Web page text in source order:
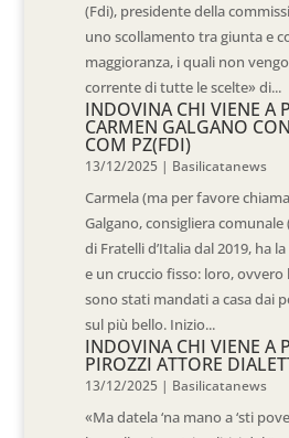
(Fdi), presidente della
uno scollamento tra giunta e
maggioranza, i quali non
corrente di tutte le scelte» di...
INDOVINA CHI VIENE A
CARMEN GALGANO
COM PZ(FDI)
13/12/2025 | Basilicatanews
Carmela (ma per favore
Galgano, consigliera
di Fratelli d’Italia dal 2019, ha
e un cruccio fisso: loro, ovvero
sono stati mandati a casa dai
sul più bello. Inizio...
INDOVINA CHI VIENE A
PIROZZI ATTORE
13/12/2025 | Basilicatanews
«Ma datela ‘na mano a ‘sti